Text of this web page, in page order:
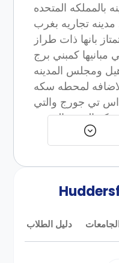
بالمملكه المتحده
مدينه تجاريه بغرب
بانها ذات طراز
كمبني برج
ومجلس المدينه
لمحطه سكه
اس تي جورج والتي
الحديد الحديثه
تمثال السيد هارولد
المحطه . يقام
للموسيقي
بوسط المدينه
ايضا مهرجان
يعرض به المؤلفين
دليل الطلاب